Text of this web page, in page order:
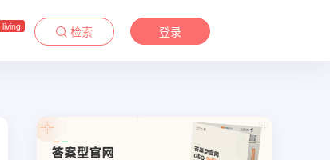
living 检索 登录